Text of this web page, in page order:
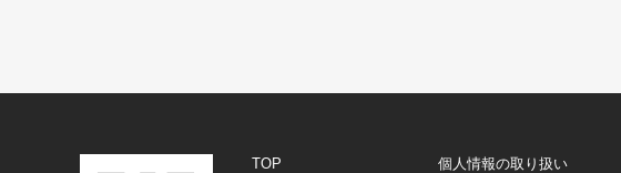
TOP
個人情報の取り扱い